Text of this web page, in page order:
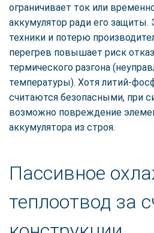
ограничивает ток или
аккумулятор ради его защиты.
техники и потерю
перегрев повышает риск
термического разгона
температуры). Хотя литий-
считаются безопасными, при
возможно повреждение
аккумулятора из строя.
Пассивное
теплоотвод за